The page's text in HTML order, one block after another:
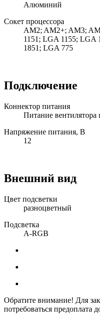
Алюминий
Сокет процессора
AM2; AM2+; AM3;
1151; LGA 1155; LGA
1851; LGA 775
Подключение
Коннектор питания
Питание вентилятора
Напряжение питания, В
12
Внешний вид
Цвет подсветки
разноцветный
Подсветка
A-RGB
Обратите внимание! Для
потребоваться предоплата